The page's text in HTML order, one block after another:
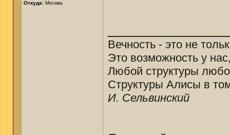
Откуда: Москва
Вечность - это не
Это возможность у
Любой структуры
Структуры Алисы в
И. Сельвинский